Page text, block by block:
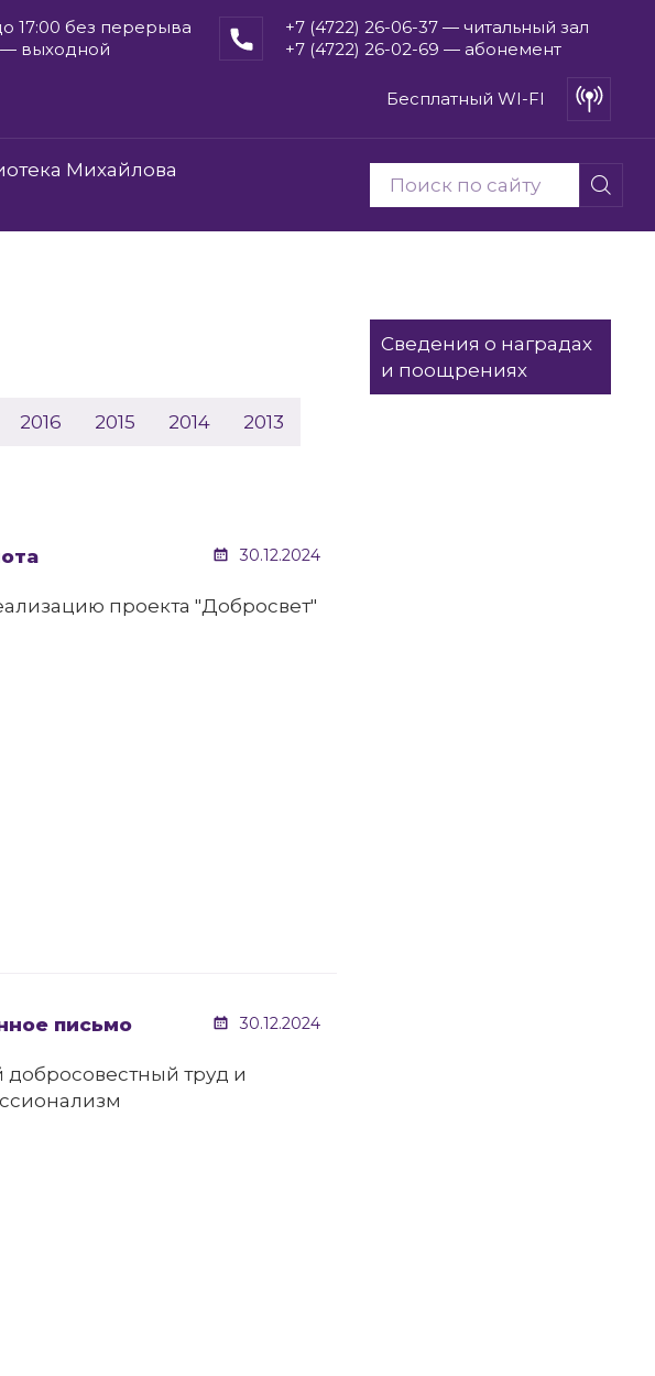
17:00 без перерыва
выходной
+7 (4722) 26-06-37 — читальный зал
+7 (4722) 26-02-69 — абонемент
Бесплатный WI-FI
Михайлова
2016 2015 2014 2013
30.12.2024
проекта "Добросвет"
30.12.2024
письмо
добросовестный труд и
Сведения о наградах
и поощрениях